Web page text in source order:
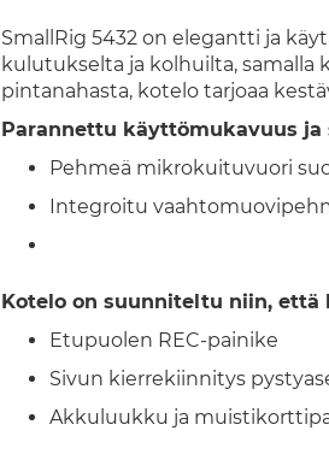
SmallRig 5432 on elegantti ja
kulutukselta ja kolhuilta, samalla
pintanahasta, kotelo tarjoaa
Parannettu käyttömukavuus ja
Pehmeä mikrokuituvuori
Integroitu
Kotelo on suunniteltu niin,
Etupuolen REC-painike
Sivun kierrekiinnitys
Akkuluukku ja